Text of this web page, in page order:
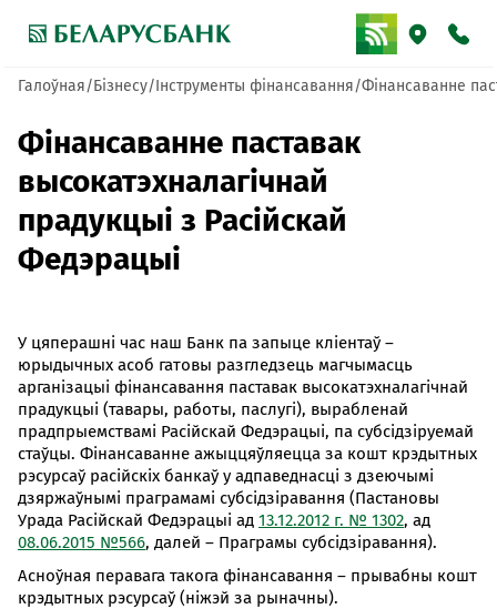
Галоўная Бізнесу Інструменты фінансавання Фінансаванне
Фінансаванне паставак
высокатэхналагічнай
прадукцыі з Расійскай
Федэрацыі
У цяперашні час наш Банк па запыце кліентаў –
юрыдычных асоб гатовы разгледзець магчымасць
арганізацыі фінансавання паставак высокатэхналагічнай
прадукцыі (тавары, работы, паслугі), вырабленай
прадпрыемствамі Расійскай Федэрацыі, па субсідзіруемай
стаўцы. Фінансаванне ажыццяўляецца за кошт крэдытных
рэсурсаў расійскіх банкаў у адпаведнасці з дзеючымі
дзяржаўнымі праграмамі субсідзіравання (Пастановы
Урада Расійскай Федэрацыі ад 13.12.2012 г. № 1302, ад
08.06.2015 №566, далей – Праграмы субсідзіравання).
Асноўная перавага такога фінансавання – прывабны кошт
крэдытных рэсурсаў (ніжэй за рыначны).